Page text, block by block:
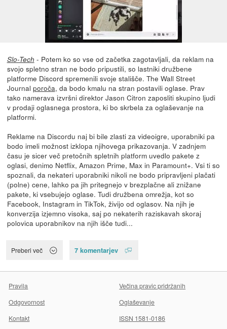
Slo-Tech - Potem ko so vse od začetka zagotavljali, da reklam na
svojo spletno stran ne bodo pripustili, so lastniki družbene
platforme Discord spremenili svoje stališče. The Wall Street
Journal poroča, da bodo kmalu na stran postavili oglase. Prav
tako namerava izvršni direktor Jason Citron zaposliti skupino ljudi
v prodaji oglasnega prostora, ki bo skrbela za oglaševanje na
platformi.
Reklame na Discordu naj bi bile zlasti za videoigre, uporabniki pa
bodo imeli možnost izklopa njihovega prikazovanja. V zadnjem
času je sicer več pretočnih spletnih platform uvedlo pakete z
oglasi, denimo Netflix, Amazon Prime, Max in Paramount+. Vsi ti so
spoznali, da nekateri uporabniki nikoli ne bodo pripravljeni plačati
(polne) cene, lahko pa jih pritegnejo v brezplačne ali znižane
pakete, ki vsebujejo oglase. Tudi družbena omrežja, kot so
Facebook, Instagram in TikTok, živijo od oglasov. Na njih je
konverzija izjemno visoka, saj po nekaterih raziskavah skoraj
polovica uporabnikov na njih išče tudi...
Preberi več 7 komentarjev
Pravila
Večina pravic pridržanih
Odgovornost
Oglaševanje
Kontakt
ISSN 1581-0186